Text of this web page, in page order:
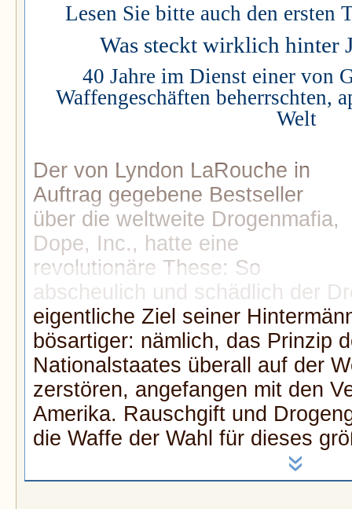
Lesen Sie bitte auch den ersten
Was steckt wirklich hinter
40 Jahre im Dienst einer von
Waffengeschäften beherrschten,
Welt
Der von Lyndon LaRouche in
Auftrag gegebene Bestseller
über die weltweite Drogenmafia,
Dope, Inc., hatte eine
revolutionäre These: So
abscheulich und schädlich der
eigentliche Ziel seiner
bösartiger: nämlich, das Prinzip
Nationalstaates überall auf der
zerstören, angefangen mit den
Amerika. Rauschgift und
die Waffe der Wahl für dieses
»